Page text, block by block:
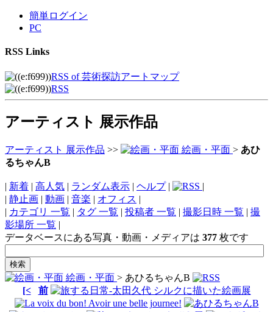
簡単ログイン
PC
RSS Links
RSS of 芸術探訪アートマップ
RSS
アーティスト 展示作品
アーティスト 展示作品 >> 絵画・平面 > あひ
るちゃんB
| 新着 | 高人気 | ランダム表示 | ヘルプ|
|
| 静止画 | 動画 | 音楽 | オフィス |
| カテゴリ 一覧 | タグ 一覧 | 投稿者 一覧 | 撮影日時 一覧 | 撮
影場所 一覧 |
データベースにある写真・動画・メディアは 377 枚です
絵画・平面 > あひるちゃんB
[<
前